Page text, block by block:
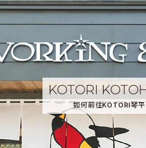
如何前往KOTORI琴平